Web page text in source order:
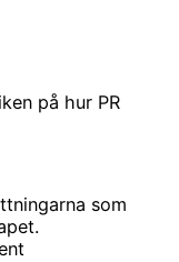
på hur PR
som